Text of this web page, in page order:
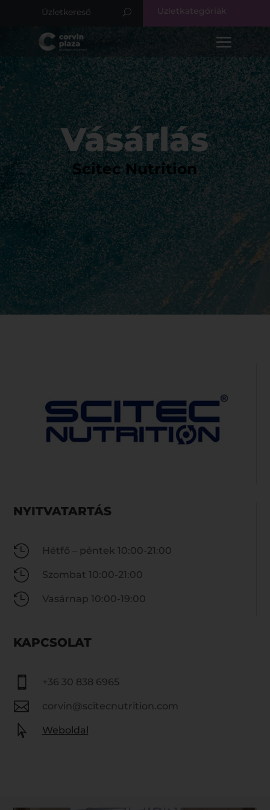
Üzletkategóriák
Vásárlás
Scitec Nutrition
NYITVATARTÁS
 Hétfő – péntek 10:00-21:00
 Szombat 10:00-21:00
 Vasárnap 10:00-19:00
KAPCSOLAT
 +36 30 838 6965
 corvin@scitecnutrition.com
 Weboldal